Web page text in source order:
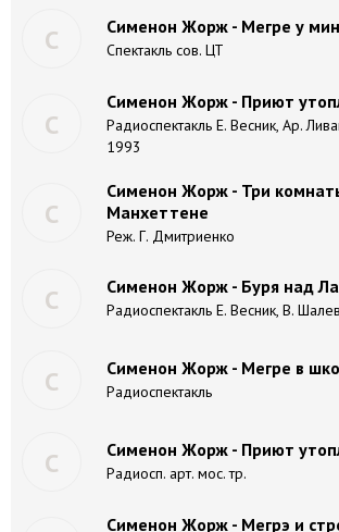
С Сименон Жорж - Мегре у
Спектакль сов. ЦТ
С
Сименон Жорж - Приют
Радиоспектакль Е. Весник, Ар.
1993
С
Сименон Жорж - Три
Манхеттене
Реж. Г. Дмитриенко
С Сименон Жорж - Буря над
Радиоспектакль Е. Весник, В.
С Сименон Жорж - Мегре в
Радиоспектакль
С Сименон Жорж - Приют
Радиосп. арт. мос. тр.
Сименон Жорж - Мегрэ и